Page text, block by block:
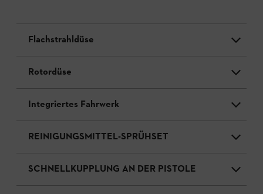
Flachstrahldüse
Rotordüse
Integriertes Fahrwerk
REINIGUNGSMITTEL-SPRÜHSET
SCHNELLKUPPLUNG AN DER PISTOLE